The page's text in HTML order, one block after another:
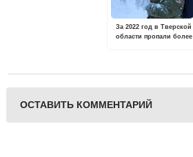
За 2022 год в Тверской
области пропали более
ОСТАВИТЬ КОММЕНТАРИЙ